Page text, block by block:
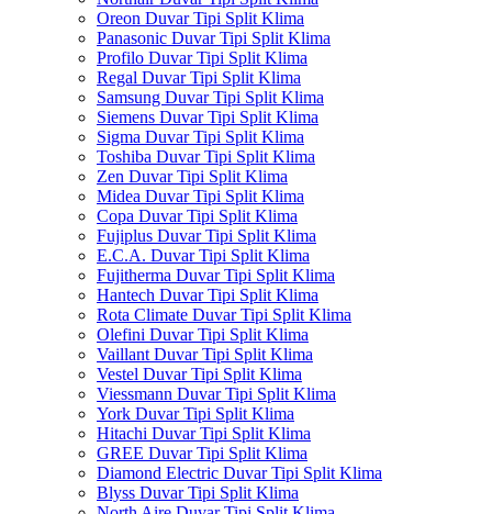
Oreon Duvar Tipi Split Klima
Panasonic Duvar Tipi Split Klima
Profilo Duvar Tipi Split Klima
Regal Duvar Tipi Split Klima
Samsung Duvar Tipi Split Klima
Siemens Duvar Tipi Split Klima
Sigma Duvar Tipi Split Klima
Toshiba Duvar Tipi Split Klima
Zen Duvar Tipi Split Klima
Midea Duvar Tipi Split Klima
Copa Duvar Tipi Split Klima
Fujiplus Duvar Tipi Split Klima
E.C.A. Duvar Tipi Split Klima
Fujitherma Duvar Tipi Split Klima
Hantech Duvar Tipi Split Klima
Rota Climate Duvar Tipi Split Klima
Olefini Duvar Tipi Split Klima
Vaillant Duvar Tipi Split Klima
Vestel Duvar Tipi Split Klima
Viessmann Duvar Tipi Split Klima
York Duvar Tipi Split Klima
Hitachi Duvar Tipi Split Klima
GREE Duvar Tipi Split Klima
Diamond Electric Duvar Tipi Split Klima
Blyss Duvar Tipi Split Klima